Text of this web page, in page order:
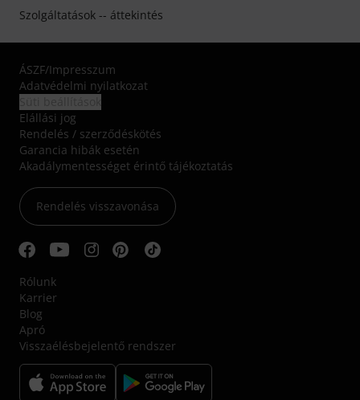
Szolgáltatások -- áttekintés
ÁSZF/Impresszum
Adatvédelmi nyilatkozat
Elállási jog
Rendelés / szerződéskötés
Garancia hibák esetén
Akadálymentességet érintő tájékoztatás
Rendelés visszavonása
Rólunk
Karrier
Blog
Apró
Visszaélésbejelentő rendszer